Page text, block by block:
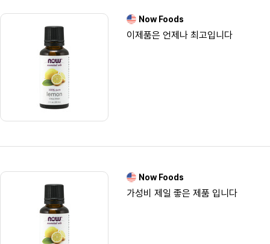
Now Foods
이제품은 언제나 최고입니다
Now Foods
가성비 제일 좋은 제품 입니다